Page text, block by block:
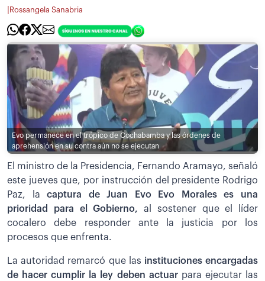
Rossangela Sanabria
Evo permanece en el trópico de Cochabamba y las órdenes de
aprehensión en su contra aún no se ejecutan
El ministro de la Presidencia, Fernando Aramayo, señaló
este jueves que, por instrucción del presidente Rodrigo
Paz, lacaptura de Juan Evo Evo Morales es una
prioridad para el Gobierno, al sostener que el líder
cocalero debe responder ante la justicia por los
procesos que enfrenta.
La autoridad remarcó que las instituciones encargadas
de hacer cumplir la ley deben actuar para ejecutar las